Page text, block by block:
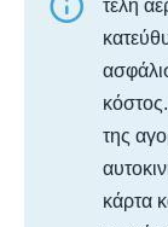
τέλη
της
κάρτα